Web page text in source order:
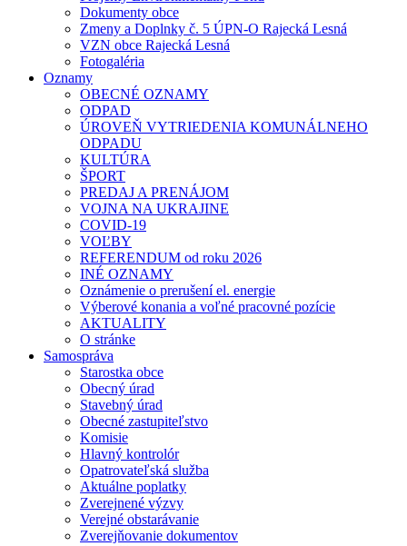
Dokumenty obce
Zmeny a Doplnky č. 5 ÚPN-O Rajecká Lesná
VZN obce Rajecká Lesná
Fotogaléria
Oznamy
OBECNÉ OZNAMY
ODPAD
ÚROVEŇ VYTRIEDENIA KOMUNÁLNEHO
ODPADU
KULTÚRA
ŠPORT
PREDAJ A PRENÁJOM
VOJNA NA UKRAJINE
COVID-19
VOĽBY
REFERENDUM od roku 2026
INÉ OZNAMY
Oznámenie o prerušení el. energie
Výberové konania a voľné pracovné pozície
AKTUALITY
O stránke
Samospráva
Starostka obce
Obecný úrad
Stavebný úrad
Obecné zastupiteľstvo
Komisie
Hlavný kontrolór
Opatrovateľská služba
Aktuálne poplatky
Zverejnené výzvy
Verejné obstarávanie
Zverejňovanie dokumentov